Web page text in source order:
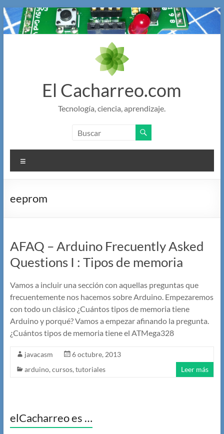
Saltar
al
contenido
El Cacharreo.com
Tecnología, ciencia, aprendizaje.
eeprom
AFAQ – Arduino Frecuently Asked
Questions I : Tipos de memoria
Vamos a incluir una sección con aquellas preguntas que
frecuentemente nos hacemos sobre Arduino. Empezaremos
con todo un clásico ¿Cuántos tipos de memoria tiene
Arduino y porqué? Vamos a empezar afinando la pregunta.
¿Cuántos tipos de memoria tiene el ATMega328
javacasm
6 octubre, 2013
arduino,cursos,tutoriales Leer más
elCacharreo es …